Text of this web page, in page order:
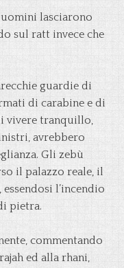
lasciarono
sul ratt invece che
guardie di
di carabine e di
vivere tranquillo,
avrebbero
Gli zebù
il palazzo reale, il
l’incendio
pietra.
commentando
ed alla rhani,